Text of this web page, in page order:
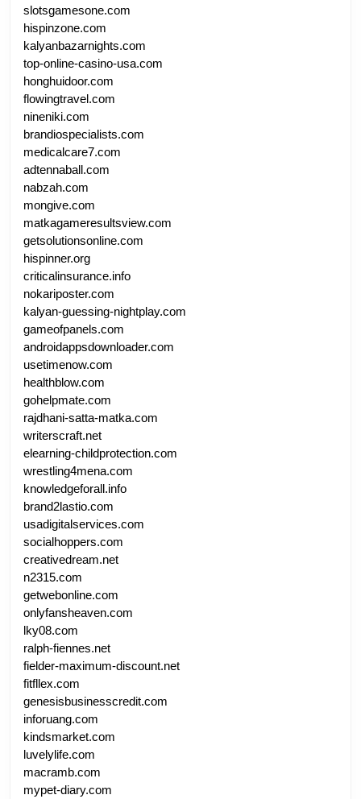
slotsgamesone.com
hispinzone.com
kalyanbazarnights.com
top-online-casino-usa.com
honghuidoor.com
flowingtravel.com
nineniki.com
brandiospecialists.com
medicalcare7.com
adtennaball.com
nabzah.com
mongive.com
matkagameresultsview.com
getsolutionsonline.com
hispinner.org
criticalinsurance.info
nokariposter.com
kalyan-guessing-nightplay.com
gameofpanels.com
androidappsdownloader.com
usetimenow.com
healthblow.com
gohelpmate.com
rajdhani-satta-matka.com
writerscraft.net
elearning-childprotection.com
wrestling4mena.com
knowledgeforall.info
brand2lastio.com
usadigitalservices.com
socialhoppers.com
creativedream.net
n2315.com
getwebonline.com
onlyfansheaven.com
lky08.com
ralph-fiennes.net
fielder-maximum-discount.net
fitfllex.com
genesisbusinesscredit.com
inforuang.com
kindsmarket.com
luvelylife.com
macramb.com
mypet-diary.com